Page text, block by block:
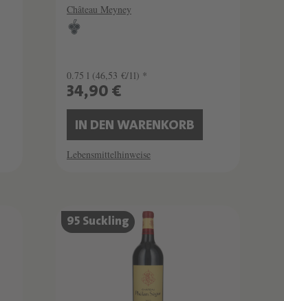
Château Meyney
0.75 l (46,53 €/1l) *
34,90 €
IN DEN WARENKORB
Lebensmittelhinweise
95 Suckling